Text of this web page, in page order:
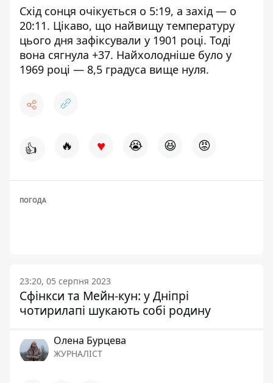
Схід сонця очікується о 5:19, а захід — о
20:11. Цікаво, що найвищу температуру
цього дня зафіксували у 1901 році. Тоді
вона сягнула +37. Найхолодніше було у
1969 році — 8,5 градуса вище нуля.
👍 🔥 ♥ 😭 😆 😡
ПОГОДА
23:20, 05 серпня 2023
Сфінкси та Мейн-кун: у Дніпрі
чотирилапі шукають собі родину
Олена Бурцева
ЖУРНАЛІСТ